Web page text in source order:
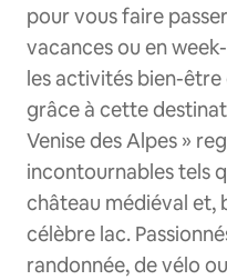
pour vous faire
vacances ou en
les activités bien-
grâce à cette
Venise des Alpes »
incontournables tels
château médiéval et,
célèbre lac.
randonnée, de vélo